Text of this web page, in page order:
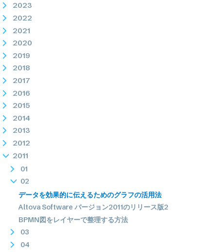
2023
2022
2021
2020
2019
2018
2017
2016
2015
2014
2013
2012
2011
01
02
データを効果的に伝えるためのグラフの活用法
Altova Software バージョン2011のリリース版2
BPMN図をレイヤーで整理する方法
03
04